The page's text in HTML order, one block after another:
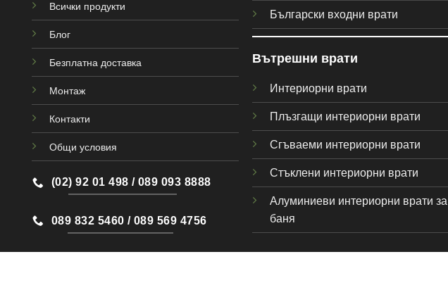
Всички продукти
Блог
Безплатна доставка
Монтаж
Контакти
Общи условия
(02) 92 01 498 / 089 093 8888
089 832 5460 / 089 569 4756
Български входни врати
Вътрешни врати
Интериорни врати
Плъзгащи интериорни врати
Сгъваеми интериорни врати
Стъклени интериорни врати
Алуминиеви интериорни врати за
баня